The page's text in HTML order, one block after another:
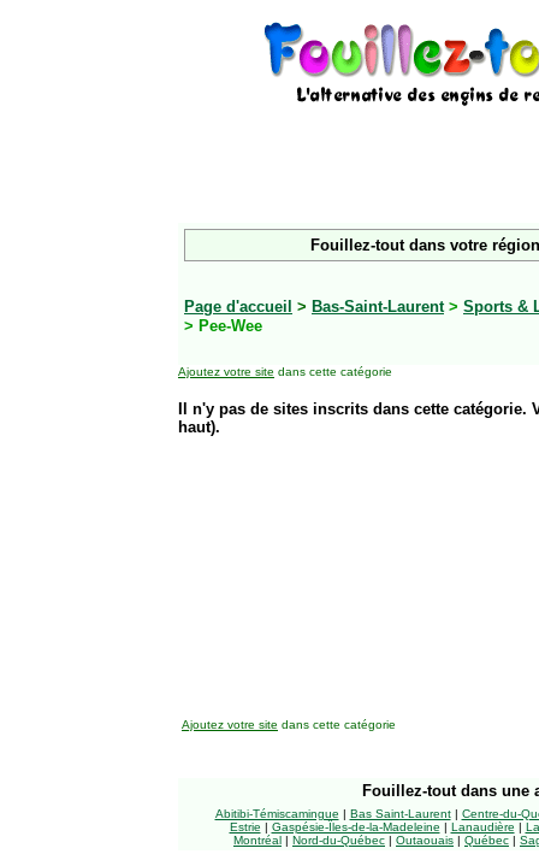
Fouillez-tout dans votre
Page d'accueil > Bas-Saint-Laurent > Sports &
> Pee-Wee
Ajoutez votre site dans cette catégorie
Il n'y pas de sites inscrits dans cette
haut).
Ajoutez votre site dans cette catégorie
Fouillez-tout dans une
Abitibi-Témiscamingue | Bas Saint-Laurent| Centre-du-
Estrie | Gaspésie-Îles-de-la-Madeleine | Lanaudière |
Montréal | Nord-du-Québec | Outaouais | Québec |